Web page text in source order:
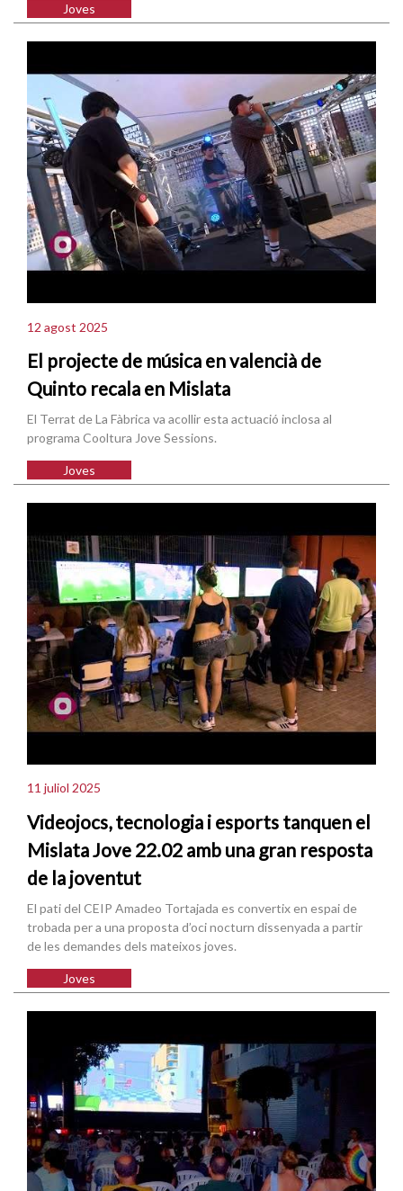
Joves
12 agost 2025
El projecte de música en valencià de
Quinto recala en Mislata
El Terrat de La Fàbrica va acollir esta actuació inclosa al
programa Cooltura Jove Sessions.
Joves
11 juliol 2025
Videojocs, tecnologia i esports tanquen el
Mislata Jove 22.02 amb una gran resposta
de la joventut
El pati del CEIP Amadeo Tortajada es convertix en espai de
trobada per a una proposta d’oci nocturn dissenyada a partir
de les demandes dels mateixos joves.
Joves